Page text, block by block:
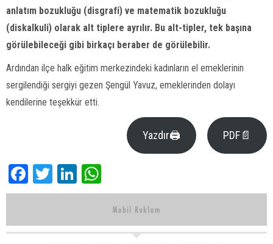
anlatım bozukluğu (disgrafi) ve matematik bozukluğu
(diskalkuli) olarak alt tiplere ayrılır. Bu alt-tipler, tek başına
görülebileceği gibi birkaçı beraber de görülebilir.
Ardından ilçe halk eğitim merkezindeki kadınların el emeklerinin
sergilendiği sergiyi gezen Şengül Yavuz, emeklerinden dolayı
kendilerine teşekkür etti.
Yazdır🖨 PDF📄
Facebook
TwitterLinkedIn